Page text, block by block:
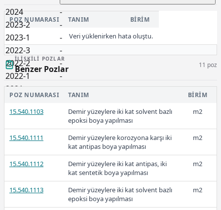
2024
-
2023-2
-
2023-1
-
2022-3
-
2022-2
-
2022-1
-
2021
-
2019
2018
-
2017
2016
-
POZ NUMARASI TANIM BIRIM
Veri yüklenirken hata oluştu.
İLIŞKILI POZLAR
Benzer Pozlar 11 poz
POZ NUMARASI TANIM BIRIM
15.540.1103
Demir yüzeylere iki kat solvent bazlı
epoksi boya yapılması
m2
15.540.1111
Demir yüzeylere korozyona karşı iki
kat antipas boya yapılması
m2
15.540.1112
Demir yüzeylere iki kat antipas, iki
kat sentetik boya yapılması
m2
15.540.1113
Demir yüzeylere iki kat solvent bazlı
epoksi boya yapılması
m2